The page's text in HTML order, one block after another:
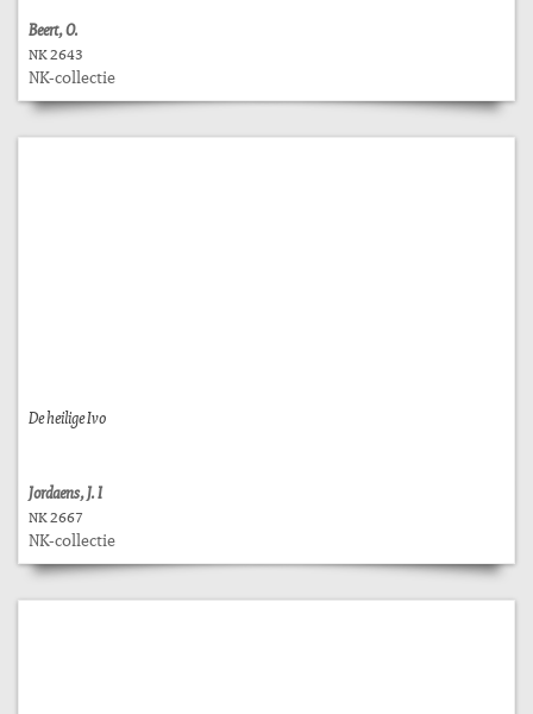
Beert, O.
NK 2643
NK-collectie
De heilige Ivo
Jordaens, J. I
NK 2667
NK-collectie